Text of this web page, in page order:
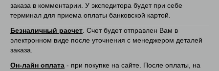
заказа в комментарии. У экспедитора будет при себе
терминал для приема оплаты банковской картой.
Безналичный расчет . Счет будет отправлен Вам в
электронном виде после уточнения с менеджером деталей
заказа.
Он-лайн оплата - при покупке на сайте. После оплаты, на